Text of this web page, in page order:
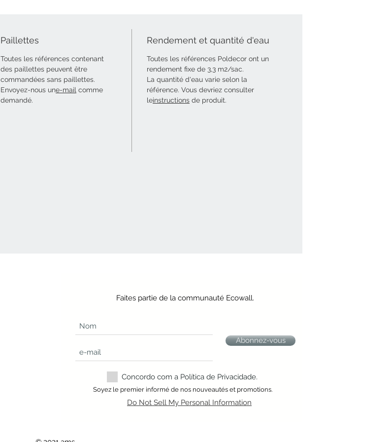
Paillettes
Toutes les références contenant
des paillettes peuvent être
commandées sans paillettes.
Envoyez-nous une-mail comme
demandé.
Rendement et quantité d'eau
Toutes les références Poldecor ont un
rendement fixe de 3,3 m2/sac.
La quantité d'eau varie selon la
référence. Vous devriez consulter
leinstructions de produit.
Faites partie de la communauté Ecowall.
Abonnez-vous
Concordo com a Política de Privacidade.
Soyez le premier informé de nos nouveautés et promotions.
Do Not Sell My Personal Information